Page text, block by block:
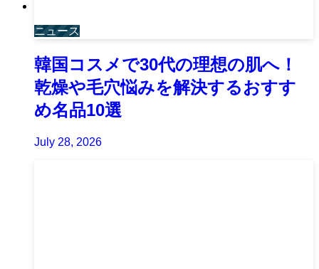
ニュース
韓国コスメで30代の理想の肌へ！
乾燥や毛穴悩みを解決するおすす
め名品10選
July 28, 2026